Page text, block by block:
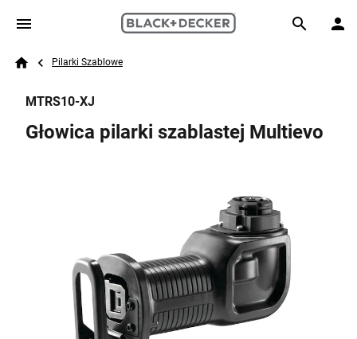
Skip to main content
Search
Breadcrumb
Pilarki Szablowe
MTRS10-XJ
Głowica pilarki szablastej Multievo